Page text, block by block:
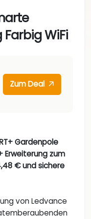
WiFi
Zum Deal
Gardenpole
Erweiterung zum
€ und sichere
von Ledvance